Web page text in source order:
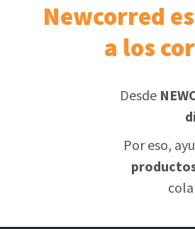
Newcorred
a los
Desde
Por eso,